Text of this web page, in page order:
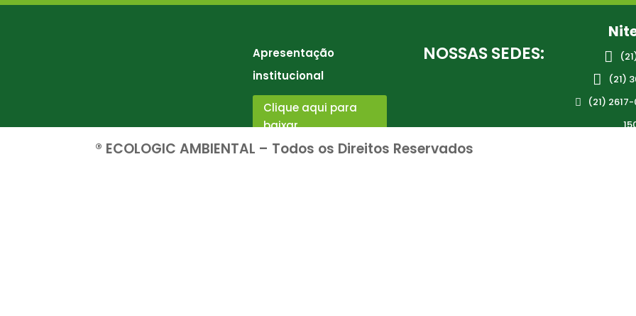
Apresentação
institucional
Clique aqui para
baixar
NOSSAS SEDES: 
 (21)

(21)
® ECOLOGIC AMBIENTAL – Todos os Direitos Reservados